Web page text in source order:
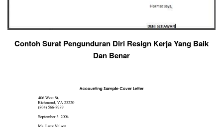
Contoh Surat Pengunduran Diri Resign Kerja Yang Baik
Dan Benar